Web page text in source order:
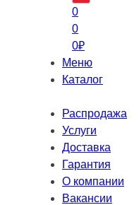
0
0
0₽
Меню
Каталог
Распродажа
Услуги
Доставка
Гарантия
О компании
Вакансии